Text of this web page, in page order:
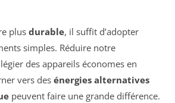
plus durable, il suffit d’adopter
simples. Réduire notre
des appareils économes en
vers des énergies alternatives
peuvent faire une grande différence.